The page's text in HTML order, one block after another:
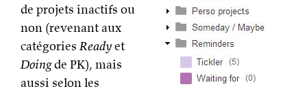
de projets inactifs ou
non (revenant aux
catégories Readyet
Doingde PK), mais
aussi selon les